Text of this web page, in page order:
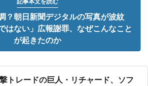
？朝日新聞デジタルの写真が波紋
はない」広報謝罪、なぜこんなこと
が起きたのか
トレードの巨人・リチャード、ソフ